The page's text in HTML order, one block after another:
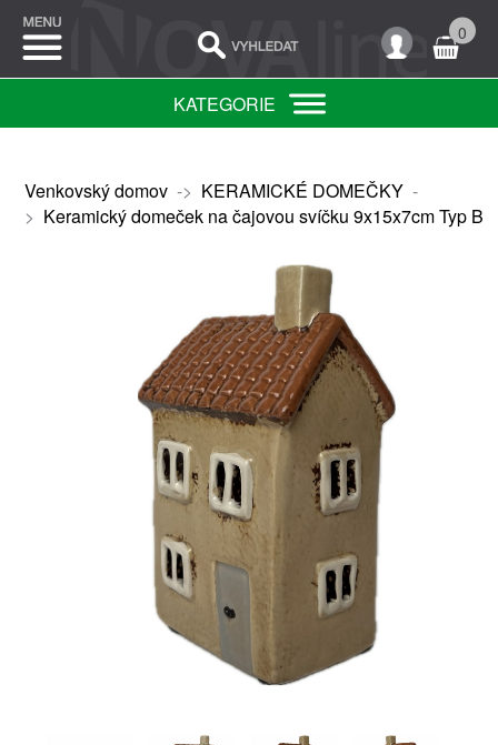
0
KATEGORIE
Venkovský domov-> KERAMICKÉ DOMEČKY-
> Keramický domeček na čajovou svíčku 9x15x7cm Typ B